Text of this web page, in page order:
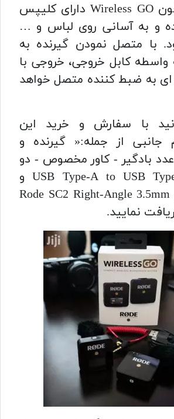
گیرنده میکروفون Wireless GO دارای کلیپس
و به آسانی روی لباس و …
متصل نمودن گیرنده به
کابل خروجی، خروجی با
مرحله ای به ضبط کننده متصل خواهد
با سفارش و خرید این
جانبی از جمله:« گیرنده و
بادگیر - کاور مخصوص - دو
عدد کابل USB Type-A to USB Type-C و
همینطور کابل Rode SC2 Right-Angle 3.5mm